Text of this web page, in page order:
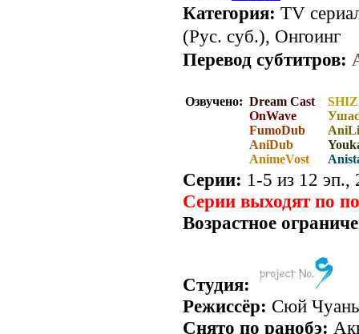
Категория: TV
(Рус. суб.), Онгоинг
Перевод субтитров:
Озвучено: Dream Cast
OnWave
FumoDub
AniDub
AnimeVost
Серии: 1-5 из 12 эп.,
Серии выходят по
Возрастное
Студия:
Режиссёр: Сюй
Снято по ранобэ: